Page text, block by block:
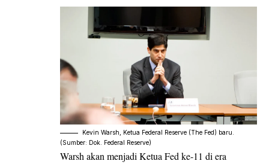
Kevin Warsh, Ketua Federal Reserve (The Fed) baru.
(Sumber: Dok. Federal Reserve)
Warsh akan menjadi Ketua Fed ke-11 di era